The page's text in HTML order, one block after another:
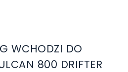
WCHODZI DO
800 DRIFTER